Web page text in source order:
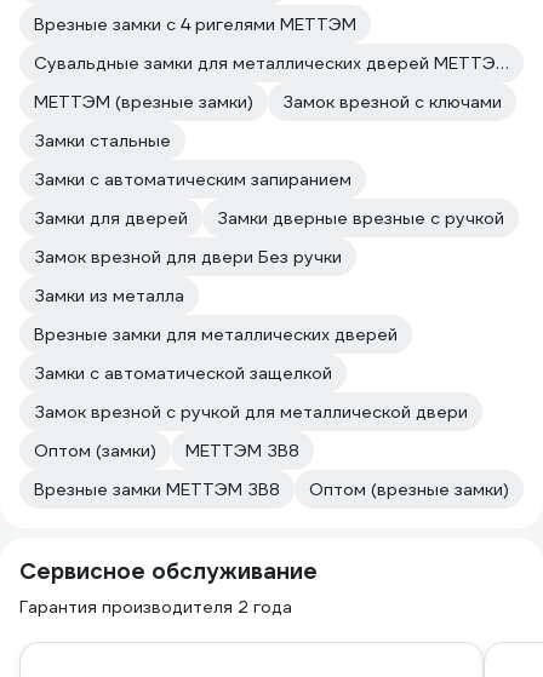
Врезные замки с 4 ригелями МЕТТЭМ
Сувальдные замки для металлических дверей МЕТТЭМ
МЕТТЭМ (врезные замки)
Замок врезной с ключами
Замки стальные
Замки с автоматическим запиранием
Замки для дверей
Замки дверные врезные с ручкой
Замок врезной для двери Без ручки
Замки из металла
Врезные замки для металлических дверей
Замки с автоматической защелкой
Замок врезной с ручкой для металлической двери
Оптом (замки)
МЕТТЭМ ЗВ8
Врезные замки МЕТТЭМ ЗВ8
Оптом (врезные замки)
Сервисное обслуживание
Гарантия производителя 2 года